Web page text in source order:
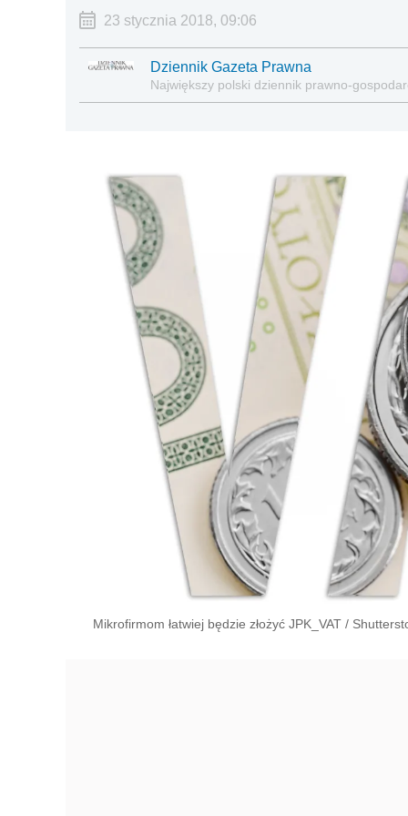
23 stycznia 2018, 09:06
Dziennik Gazeta Prawna
Największy polski dziennik prawno-
Mikrofirmom łatwiej będzie złożyć JPK_VAT /